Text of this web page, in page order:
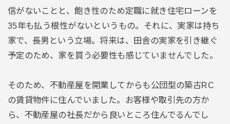
信がないことと、飽き性のため定職に就き住宅ローンを
35年も払う根性がないというもの。それに、実家は持ち
家で、長男という立場。将来は、田舎の実家を引き継ぐ
予定のため、家を買う必要性も感じていませんでした。
そのため、不動産屋を開業してからも公団型の築古RC
の賃貸物件に住んでいました。お客様や取引先の方か
ら、不動産屋の社長だから良いところ住んでるんでし